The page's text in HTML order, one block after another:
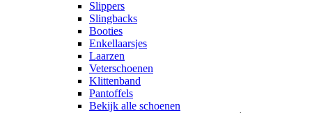
Slippers
Slingbacks
Booties
Enkellaarsjes
Laarzen
Veterschoenen
Klittenband
Pantoffels
Bekijk alle schoenen